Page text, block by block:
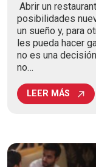
Abrir un
posibilidades
un sueño y, para
les pueda hacer
no es una
no…
LEER MÁS